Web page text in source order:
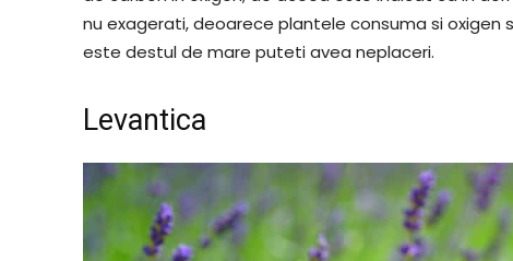
nu exagerati, deoarece plantele consuma si
este destul de mare puteti avea neplaceri.
Levantica